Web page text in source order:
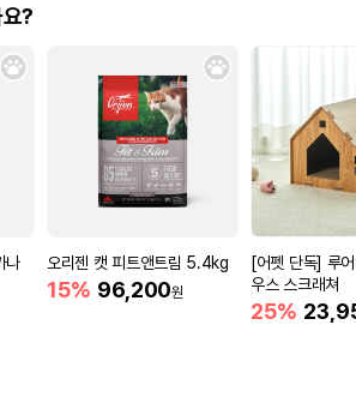
?
나
오리젠 캣 피트앤트림 5.4kg
15% 96,200원
[어펫 단독] 루
우스 스크래쳐
25%